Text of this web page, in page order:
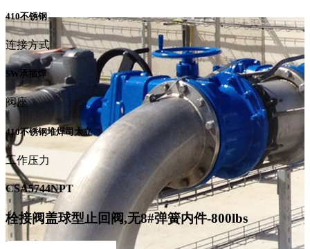
410不锈钢
连接方式
SW承插焊
阀座
410不锈钢堆焊司太立
工作压力
CSA5744NPT
栓接阀盖球型止回阀,无8#弹簧内件-800lbs